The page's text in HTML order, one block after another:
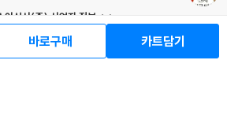
바로구매 카트담기
이십사(주) 사업자 정보
개인정보처리방침
청소년보호정책
회사소개
거래처관계자께